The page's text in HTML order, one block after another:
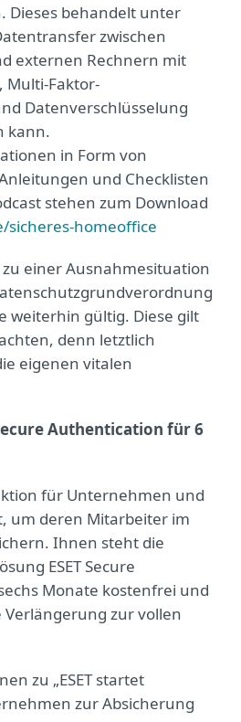
Dieses behandelt unter
zwischen
externen Rechnern mit
Multi-Faktor-
Datenverschlüsselung
kann.
in Form von
und Checklisten
stehen zum Download
sicheres-homeoffice
einer Ausnahmesituation
weiterhin gültig. Diese gilt
denn letztlich
eigenen vitalen
Authentication für 6
für Unternehmen und
um deren Mitarbeiter im
Ihnen steht die
ESET Secure
Monate kostenfrei und
zur vollen
zu „ESET startet
zur Absicherung